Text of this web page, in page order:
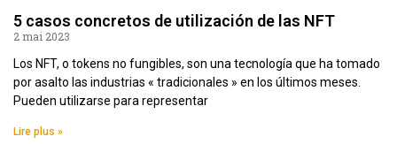
5 casos concretos de utilización de las NFT
2 mai 2023
Los NFT, o tokens no fungibles, son una tecnología que ha tomado
por asalto las industrias « tradicionales » en los últimos meses.
Pueden utilizarse para representar
Lire plus »